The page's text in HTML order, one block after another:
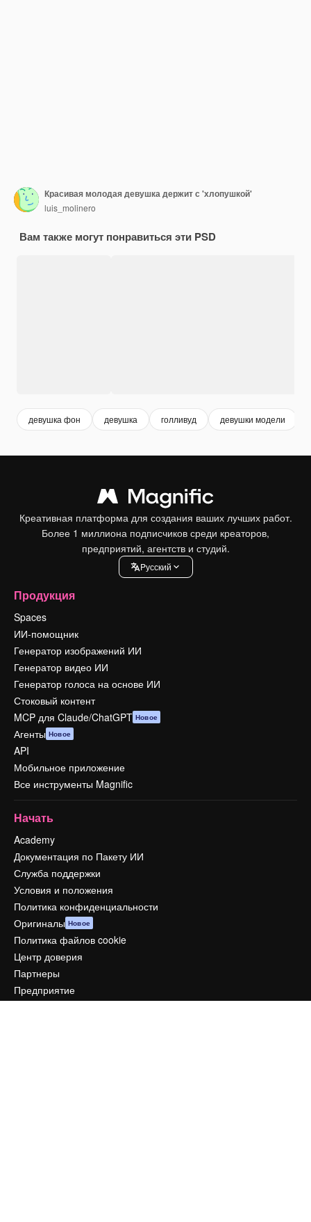
Красивая молодая девушка держит с 'хлопушкой'
luis_molinero
Вам также могут понравиться эти PSD
девушка фон девушка голливуд девушки модели
Креативная платформа для создания ваших лучших работ.
Более 1 миллиона подписчиков среди креаторов,
предприятий, агентств и студий.
Pусский
Продукция
Spaces
ИИ-помощник
Генератор изображений ИИ
Генератор видео ИИ
Генератор голоса на основе ИИ
Стоковый контент
MCP для Claude/ChatGPT Новое
Агенты Новое
API
Мобильное приложение
Все инструменты Magnific
Начать
Academy
Документация по Пакету ИИ
Служба поддержки
Условия и положения
Политика конфиденциальности
Оригиналы Новое
Политика файлов cookie
Центр доверия
Партнеры
Предприятие